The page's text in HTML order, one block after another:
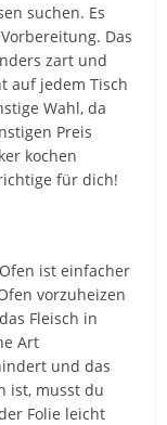
suchen. Es
Das
zart und
auf jedem Tisch
Wahl, da
Preis
kochen
für dich!
ist einfacher
vorzuheizen
Fleisch in
Art
und das
ist, musst du
Folie leicht